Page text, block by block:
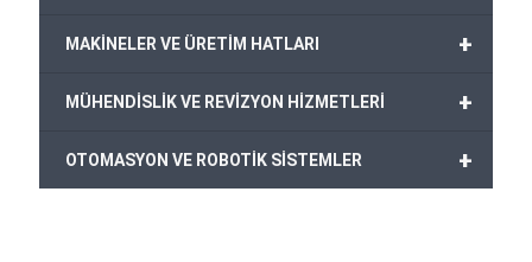
+
MAKİNELER VE ÜRETİM HATLARI
+
MÜHENDİSLİK VE REVİZYON HİZMETLERİ
+
OTOMASYON VE ROBOTİK SİSTEMLER